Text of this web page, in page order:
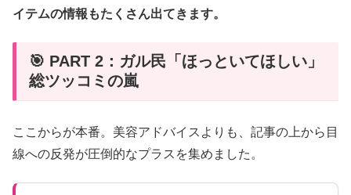
イテムの情報もたくさん出てきます。
🎯 PART 2：ガル民「ほっといてほしい」
総ツッコミの嵐
ここからが本番。美容アドバイスよりも、記事の上から目
線への反発が圧倒的なプラスを集めました。